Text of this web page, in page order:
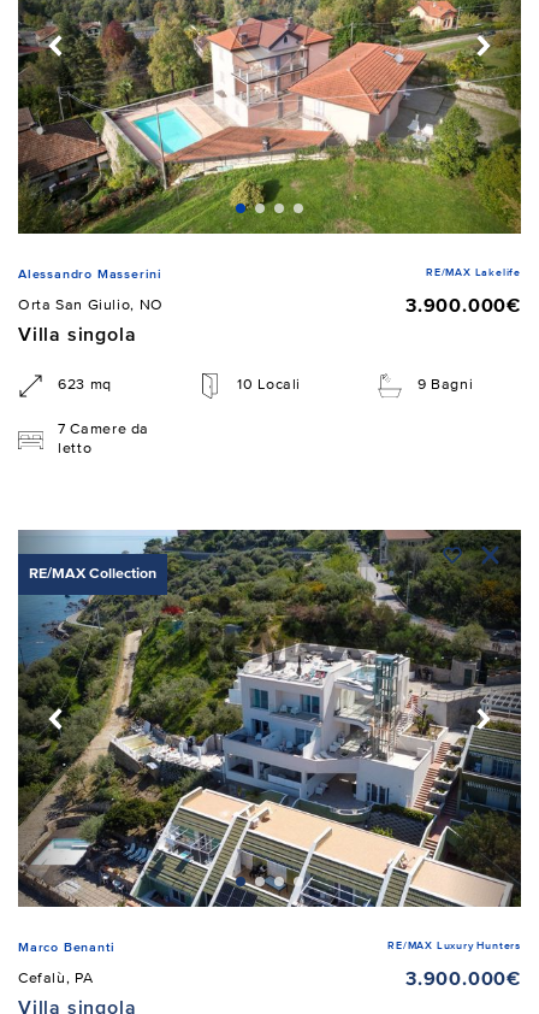
Alessandro Masserini RE/MAX Lakelife
Orta San Giulio, NO
3.900.000€
Villa singola
623 mq 10 Locali 9 Bagni
7 Camere da
letto
RE/MAX Collection
Marco Benanti RE/MAX Luxury Hunters
Cefalù, PA
3.900.000€
Villa singola